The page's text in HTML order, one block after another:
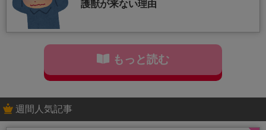
護獣が来ない理由
もっと読む
週間人気記事